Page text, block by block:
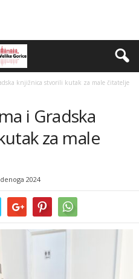
knjižnica stvorili kutak za male čitatelje
i Gradska
za male
2024